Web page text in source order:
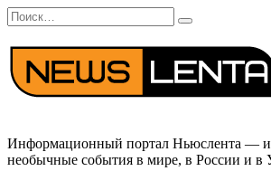
Перейти
к
содержанию
Search
for:
Информационный портал Ньюслента —
необычные события в мире, в России и в